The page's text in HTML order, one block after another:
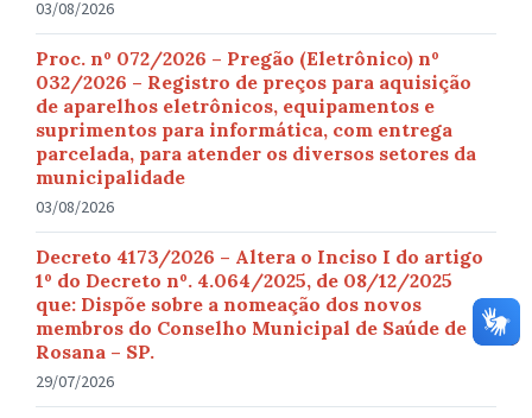
03/08/2026
Proc. nº 072/2026 – Pregão (Eletrônico) nº
032/2026 – Registro de preços para aquisição
de aparelhos eletrônicos, equipamentos e
suprimentos para informática, com entrega
parcelada, para atender os diversos setores da
municipalidade
03/08/2026
Decreto 4173/2026 – Altera o Inciso I do artigo
1º do Decreto nº. 4.064/2025, de 08/12/2025
que: Dispõe sobre a nomeação dos novos
membros do Conselho Municipal de Saúde de
Rosana – SP.
29/07/2026